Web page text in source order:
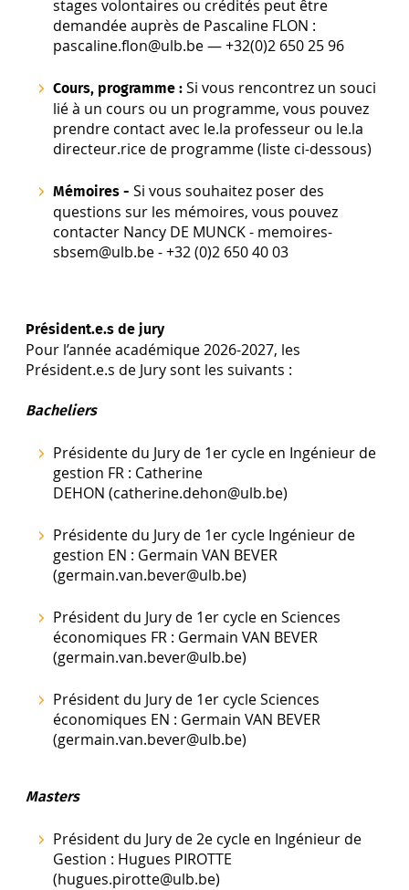
stages volontaires ou crédités peut être
demandée auprès de Pascaline FLON :
pascaline.flon@ulb.be — +32(0)2 650 25 96
Cours, programme : Si vous rencontrez un souci
lié à un cours ou un programme, vous pouvez
prendre contact avec le.la professeur ou le.la
directeur.rice de programme (liste ci-dessous)
Mémoires - Si vous souhaitez poser des
questions sur les mémoires, vous pouvez
contacter Nancy DE MUNCK - memoires-
sbsem@ulb.be - +32 (0)2 650 40 03
Président.e.s de jury
Pour l’année académique 2026-2027, les
Président.e.s de Jury sont les suivants :
Bacheliers
Présidente du Jury de 1er cycle en Ingénieur de
gestion FR : Catherine
DEHON (catherine.dehon@ulb.be)
Présidente du Jury de 1er cycle Ingénieur de
gestion EN : Germain VAN BEVER
(germain.van.bever@ulb.be)
Président du Jury de 1er cycle en Sciences
économiques FR : Germain VAN BEVER
(germain.van.bever@ulb.be)
Président du Jury de 1er cycle Sciences
économiques EN : Germain VAN BEVER
(germain.van.bever@ulb.be)
Masters
Président du Jury de 2e cycle en Ingénieur de
Gestion : Hugues PIROTTE
(hugues.pirotte@ulb.be)